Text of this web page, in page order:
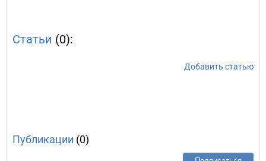
Статьи (0):
Добавить статью
Публикации (0)